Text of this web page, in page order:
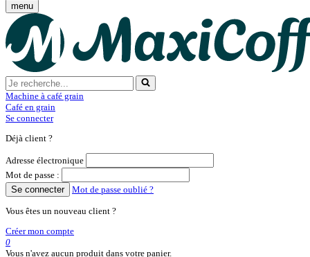
menu
Machine à café grain
Café en grain
Se connecter
Déjà client ?
Adresse électronique
Mot de passe :
Se connecter
Mot de passe oublié ?
Vous êtes un nouveau client ?
Créer mon compte
0
Vous n'avez aucun produit dans votre panier.